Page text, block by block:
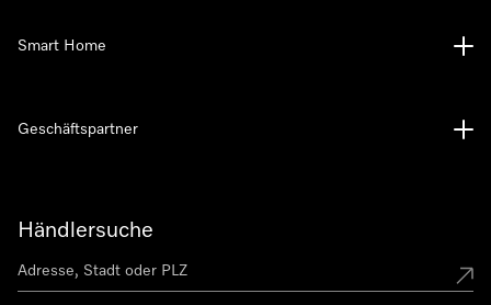
Händlersuche
Smart Home
Geschäftspartner